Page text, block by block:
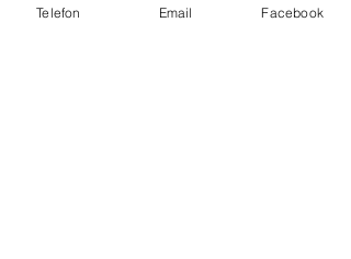
Telefon Email Facebook